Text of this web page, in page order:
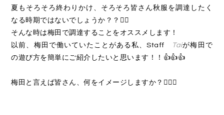
夏もそろそろ終わりかけ、そろそろ皆さん秋服を調達したく
なる時期ではないでしょうか？？🏄‍♀️
そんな時は梅田で調達することをオススメします！
以前、梅田で働いていたことがある私、Staff
Taiが梅田で
の遊び方を簡単にご紹介したいと思います！！👍👍👍
梅田と言えば皆さん、何をイメージしますか？👩🏾‍⚖️